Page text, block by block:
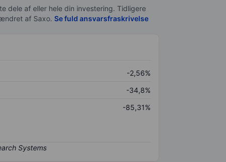
dele af eller hele din investering. Tidligere
af Saxo. Se fuld ansvarsfraskrivelse
-2,56%
-34,8%
-85,31%